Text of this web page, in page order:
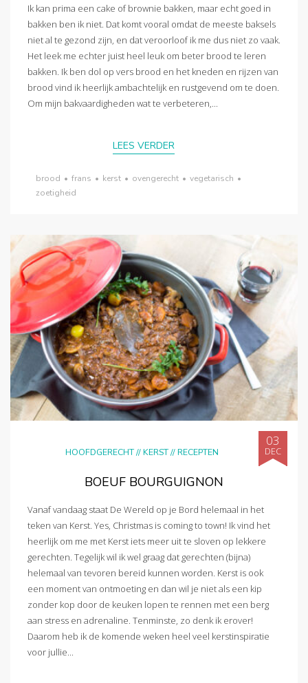
Ik kan prima een cake of brownie bakken, maar echt goed in
bakken ben ik niet. Dat komt vooral omdat de meeste baksels
niet al te gezond zijn, en dat veroorloof ik me dus niet zo vaak.
Het leek me echter juist heel leuk om beter brood te leren
bakken. Ik ben dol op vers brood en het kneden en rijzen van
brood vind ik heerlijk ambachtelijk en rustgevend om te doen.
Om mijn bakvaardigheden wat te verbeteren,...
LEES VERDER
brood • frans • kerst • ovengerecht • vegetarisch •
zoetigheid
HOOFDGERECHT//KERST//RECEPTEN
03
DEC
BOEUF BOURGUIGNON
Vanaf vandaag staat De Wereld op je Bord helemaal in het
teken van Kerst. Yes, Christmas is coming to town! Ik vind het
heerlijk om me met Kerst iets meer uit te sloven op lekkere
gerechten. Tegelijk wil ik wel graag dat gerechten (bijna)
helemaal van tevoren bereid kunnen worden. Kerst is ook
een moment van ontmoeting en dan wil je niet als een kip
zonder kop door de keuken lopen te rennen met een berg
aan stress en adrenaline. Tenminste, zo denk ik erover!
Daarom heb ik de komende weken heel veel kerstinspiratie
voor jullie...